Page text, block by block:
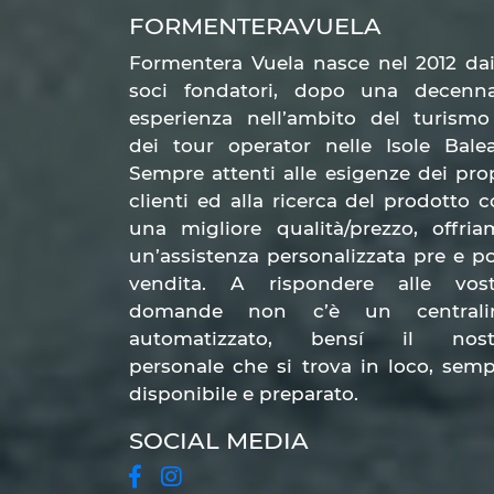
essere disponibile, ti proporremo un
Regalarti una vacanza da sognoin
Formentera
Noleggio auto
noleggio auto
soprattutto per lefamigliecon
impossibili! Puoi, ovviamente,
gruppi di amici che durante gli
romantico infatti guidare e allo
Le auto disponibili sono molte. Puoi
di andare anche sullo sterrato senza
alcun limite. Pensa al tipo di
FORMENTERAVUELA
Formentera Vuela nasce nel 2012
soci fondatori, dopo una
esperienza nell’ambito del
dei tour operator nelle Isole
Sempre attenti alle esigenze dei
clienti ed alla ricerca del prodotto
una migliore qualità/prezzo,
un’assistenza personalizzata pre e
vendita. A rispondere alle
domande non c’è un
automatizzato, bensí il
personale che si trova in loco,
disponibile e preparato.
SOCIAL MEDIA